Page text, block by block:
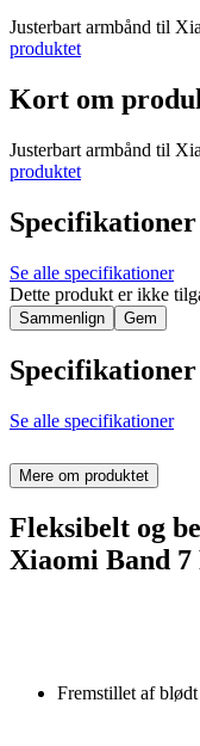
Justerbart armbånd til
produktet
Kort om
Justerbart armbånd til
produktet
Specifikationer
Se alle specifikationer
Dette produkt er ikke
Sammenlign Gem
Specifikationer
Se alle specifikationer
Mere om produktet
Fleksibelt og
Xiaomi Band 7
Fremstillet af